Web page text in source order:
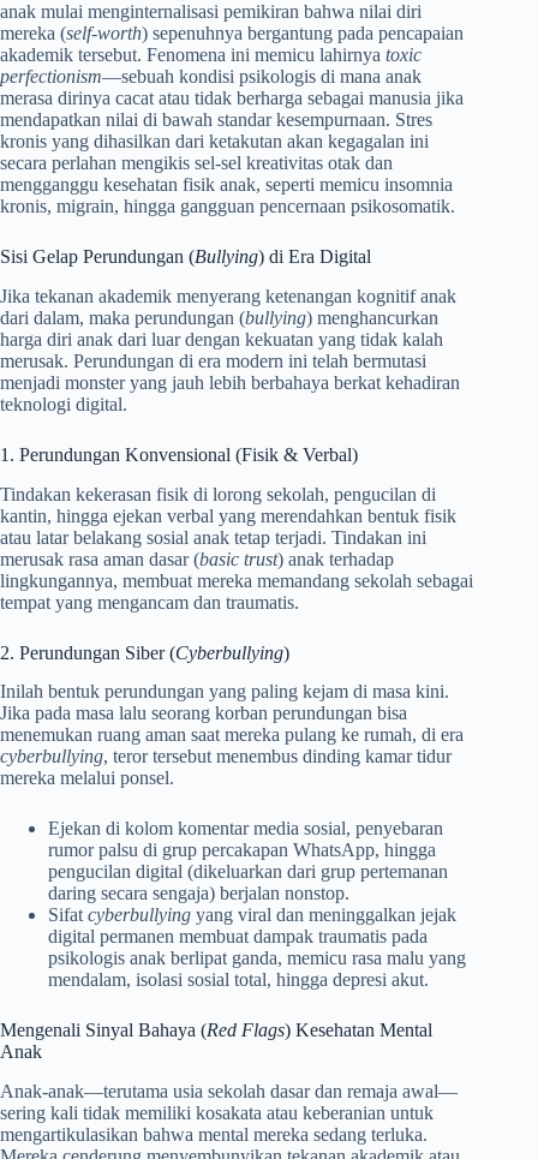
anak mulai menginternalisasi pemikiran bahwa nilai diri
mereka (self-worth) sepenuhnya bergantung pada pencapaian
akademik tersebut. Fenomena ini memicu lahirnya toxic
perfectionism—sebuah kondisi psikologis di mana anak
merasa dirinya cacat atau tidak berharga sebagai manusia jika
mendapatkan nilai di bawah standar kesempurnaan. Stres
kronis yang dihasilkan dari ketakutan akan kegagalan ini
secara perlahan mengikis sel-sel kreativitas otak dan
mengganggu kesehatan fisik anak, seperti memicu insomnia
kronis, migrain, hingga gangguan pencernaan psikosomatik.
Sisi Gelap Perundungan (Bullying) di Era Digital
Jika tekanan akademik menyerang ketenangan kognitif anak
dari dalam, maka perundungan (bullying) menghancurkan
harga diri anak dari luar dengan kekuatan yang tidak kalah
merusak. Perundungan di era modern ini telah bermutasi
menjadi monster yang jauh lebih berbahaya berkat kehadiran
teknologi digital.
1. Perundungan Konvensional (Fisik & Verbal)
Tindakan kekerasan fisik di lorong sekolah, pengucilan di
kantin, hingga ejekan verbal yang merendahkan bentuk fisik
atau latar belakang sosial anak tetap terjadi. Tindakan ini
merusak rasa aman dasar (basic trust) anak terhadap
lingkungannya, membuat mereka memandang sekolah sebagai
tempat yang mengancam dan traumatis.
2. Perundungan Siber (Cyberbullying)
Inilah bentuk perundungan yang paling kejam di masa kini.
Jika pada masa lalu seorang korban perundungan bisa
menemukan ruang aman saat mereka pulang ke rumah, di era
cyberbullying, teror tersebut menembus dinding kamar tidur
mereka melalui ponsel.
Ejekan di kolom komentar media sosial, penyebaran
rumor palsu di grup percakapan WhatsApp, hingga
pengucilan digital (dikeluarkan dari grup pertemanan
daring secara sengaja) berjalan nonstop.
Sifatcyberbullying yang viral dan meninggalkan jejak
digital permanen membuat dampak traumatis pada
psikologis anak berlipat ganda, memicu rasa malu yang
mendalam, isolasi sosial total, hingga depresi akut.
Mengenali Sinyal Bahaya (Red Flags) Kesehatan Mental
Anak
Anak-anak—terutama usia sekolah dasar dan remaja awal—
sering kali tidak memiliki kosakata atau keberanian untuk
mengartikulasikan bahwa mental mereka sedang terluka.